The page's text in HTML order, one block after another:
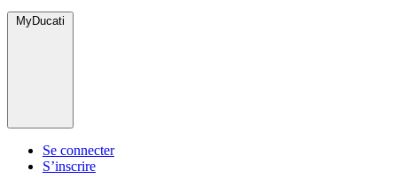
MyDucati
Se connecter
S’inscrire